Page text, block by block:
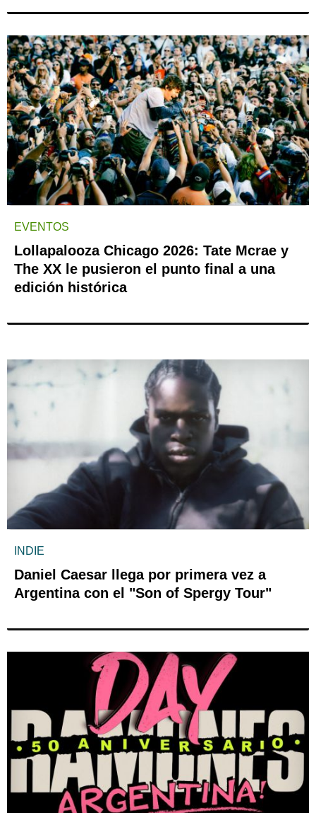
EVENTOS
Lollapalooza Chicago 2026: Tate Mcrae y
The XX le pusieron el punto final a una
edición histórica
INDIE
Daniel Caesar llega por primera vez a
Argentina con el "Son of Spergy Tour"